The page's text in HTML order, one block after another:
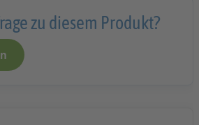
zu diesem Produkt?